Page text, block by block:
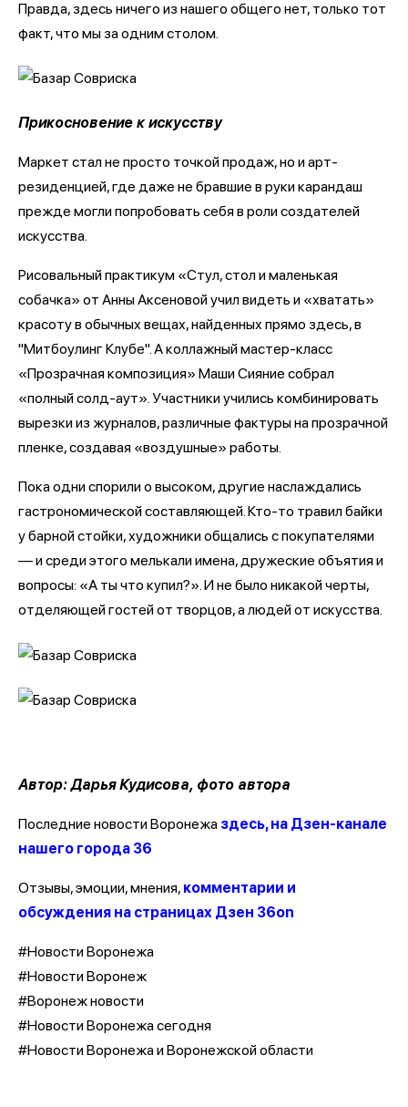
Правда, здесь ничего из нашего общего нет, только тот
факт, что мы за одним столом.
Прикосновение к искусству
Маркет стал не просто точкой продаж, но и арт-
резиденцией, где даже не бравшие в руки карандаш
прежде могли попробовать себя в роли создателей
искусства.
Рисовальный практикум «Стул, стол и маленькая
собачка» от Анны Аксеновой учил видеть и «хватать»
красоту в обычных вещах, найденных прямо здесь, в
"Митбоулинг Клубе". А коллажный мастер-класс
«Прозрачная композиция» Маши Сияние собрал
«полный солд-аут». Участники учились комбинировать
вырезки из журналов, различные фактуры на прозрачной
пленке, создавая «воздушные» работы.
Пока одни спорили о высоком, другие наслаждались
гастрономической составляющей. Кто-то травил байки
у барной стойки, художники общались с покупателями
— и среди этого мелькали имена, дружеские объятия и
вопросы: «А ты что купил?». И не было никакой черты,
отделяющей гостей от творцов, а людей от искусства.
Автор: Дарья Кудисова, фото автора
Последние новости Воронежа здесь, на Дзен-канале
нашего города 36
Отзывы, эмоции, мнения, комментарии и
обсуждения на страницах Дзен 36on
#Новости Воронежа
#Новости Воронеж
#Воронеж новости
#Новости Воронежа сегодня
#Новости Воронежа и Воронежской области